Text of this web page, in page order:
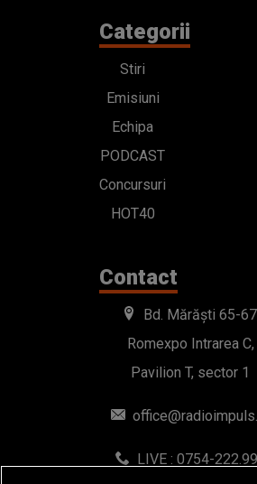
Categorii
Stiri
Emisiuni
Echipa
PODCAST
Concursuri
HOT40
Contact
Bd. Mărăști 65-
Romexpo Intrarea C,
Pavilion T, sector 1
LIVE : 0754-